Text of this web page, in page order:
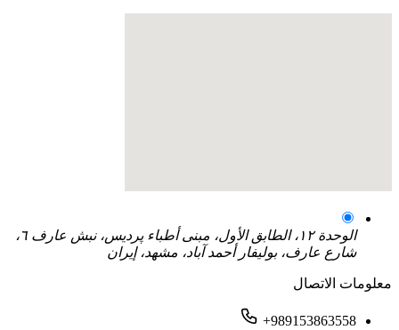
الوحدة ١٢، الطابق الأول، مبنى أطباء پرديس، نبش عارف ٦،
شارع عارف، بوليفار أحمد آباد، مشهد، إيران
معلومات الاتصال
+989153863558